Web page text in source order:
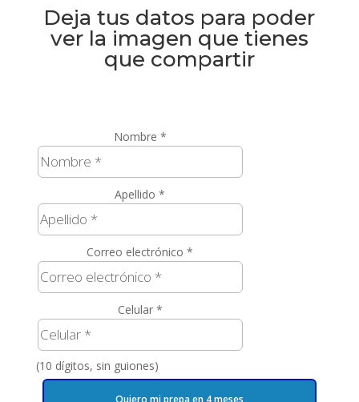
Deja tus datos para poder
ver la imagen que tienes
que compartir
Nombre *
Apellido *
Correo electrónico *
Celular *
(10 dígitos, sin guiones)